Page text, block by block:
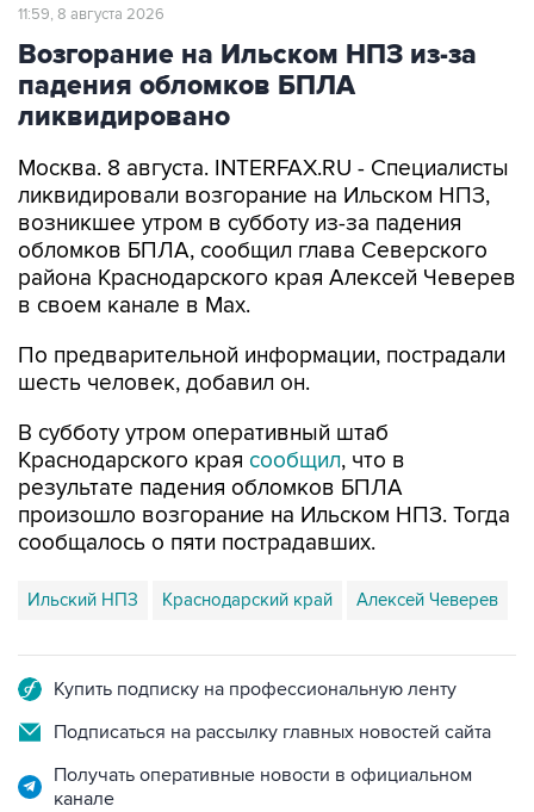
11:59, 8 августа 2026
Возгорание на Ильском НПЗ из-за
падения обломков БПЛА
ликвидировано
Москва. 8 августа. INTERFAX.RU - Специалисты
ликвидировали возгорание на Ильском НПЗ,
возникшее утром в субботу из-за падения
обломков БПЛА, сообщил глава Северского
района Краснодарского края Алексей Чеверев
в своем канале в Max.
По предварительной информации, пострадали
шесть человек, добавил он.
В субботу утром оперативный штаб
Краснодарского края сообщил, что в
результате падения обломков БПЛА
произошло возгорание на Ильском НПЗ. Тогда
сообщалось о пяти пострадавших.
Ильский НПЗ Краснодарский край Алексей Чеверев
Купить подписку на профессиональную ленту
Подписаться на рассылку главных новостей сайта
Получать оперативные новости в официальном
канале